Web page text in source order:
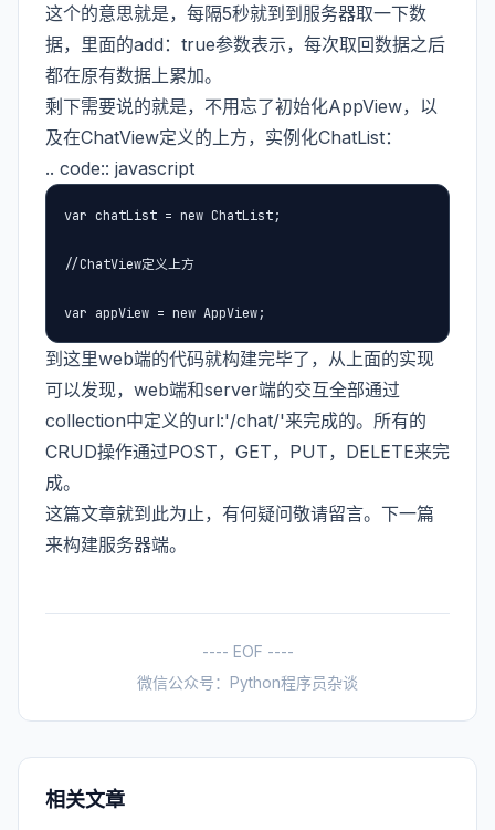
这个的意思就是，每隔5秒就到到服务器取一下数
据，里面的add：true参数表示，每次取回数据之后
都在原有数据上累加。
剩下需要说的就是，不用忘了初始化AppView，以
及在ChatView定义的上方，实例化ChatList：
.. code:: javascript
var chatList = new ChatList;
//ChatView定义上方
var appView = new AppView;
到这里web端的代码就构建完毕了，从上面的实现
可以发现，web端和server端的交互全部通过
collection中定义的url:'/chat/'来完成的。所有的
CRUD操作通过POST，GET，PUT，DELETE来完
成。
这篇文章就到此为止，有何疑问敬请留言。下一篇
来构建服务器端。
---- EOF ----
微信公众号：Python程序员杂谈
相关文章